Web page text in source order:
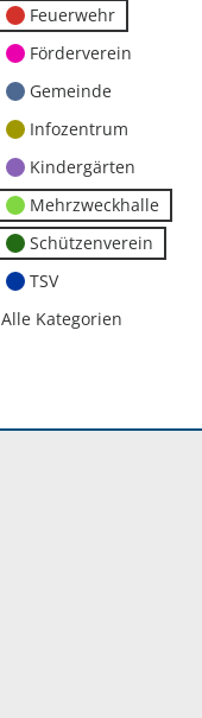
Feuerwehr
Förderverein
Gemeinde
Infozentrum
Kindergärten
Mehrzweckhalle
Schützenverein
TSV
Alle Kategorien